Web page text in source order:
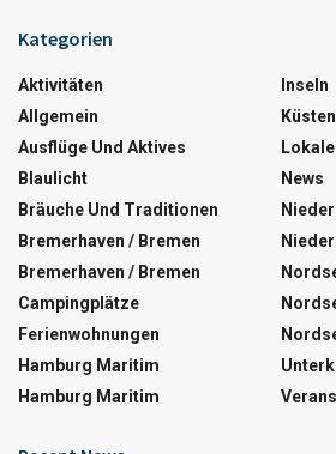
Kategorien
Aktivitäten
Allgemein
Ausflüge Und Aktives
Blaulicht
Bräuche Und Traditionen
Bremerhaven / Bremen
Bremerhaven / Bremen
Campingplätze
Ferienwohnungen
Hamburg Maritim
Hamburg Maritim
Inseln
News